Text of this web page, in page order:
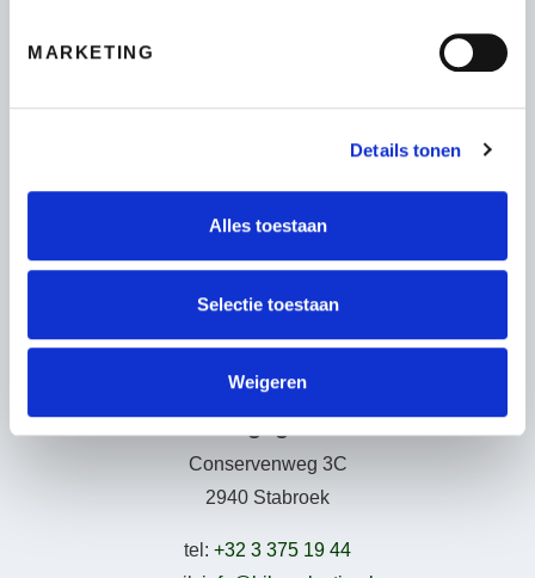
MARKETING
Details tonen
Alles toestaan
Selectie toestaan
Weigeren
Leasing – Lease-a-Bike
Garantie
Adresgegevens
Conservenweg 3C
2940 Stabroek
tel: +32 3 375 19 44